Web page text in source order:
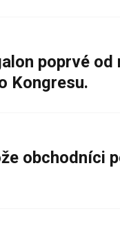
poprvé
Kongresu.
obchodníci